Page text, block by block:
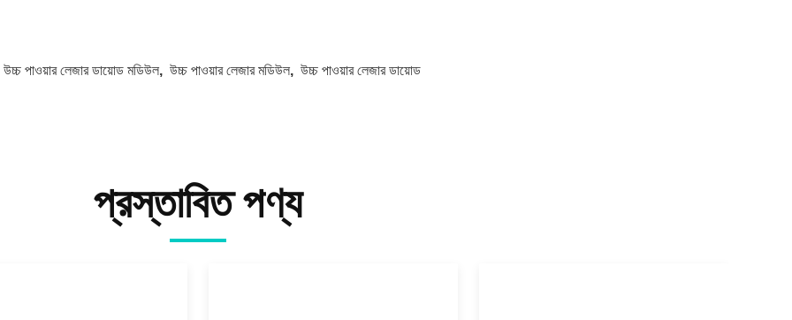
উচ্চ পাওয়ার লেজার ডায়োড মডিউল, উচ্চ পাওয়ার লেজার মডিউল, উচ্চ পাওয়ার লেজার ডায়োড
প্রস্তাবিত পণ্য